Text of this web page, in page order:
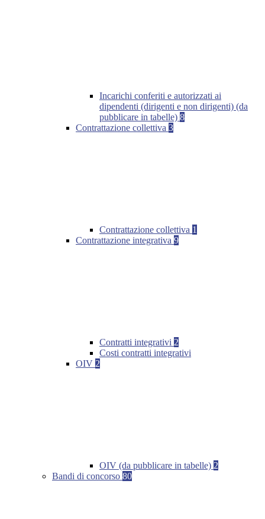
Incarichi conferiti e autorizzati ai
dipendenti (dirigenti e non dirigenti) (da
pubblicare in tabelle) 8
Contrattazione collettiva 3
Contrattazione collettiva 1
Contrattazione integrativa 9
Contratti integrativi 2
Costi contratti integrativi
OIV 2
OIV (da pubblicare in tabelle) 2
Bandi di concorso 80